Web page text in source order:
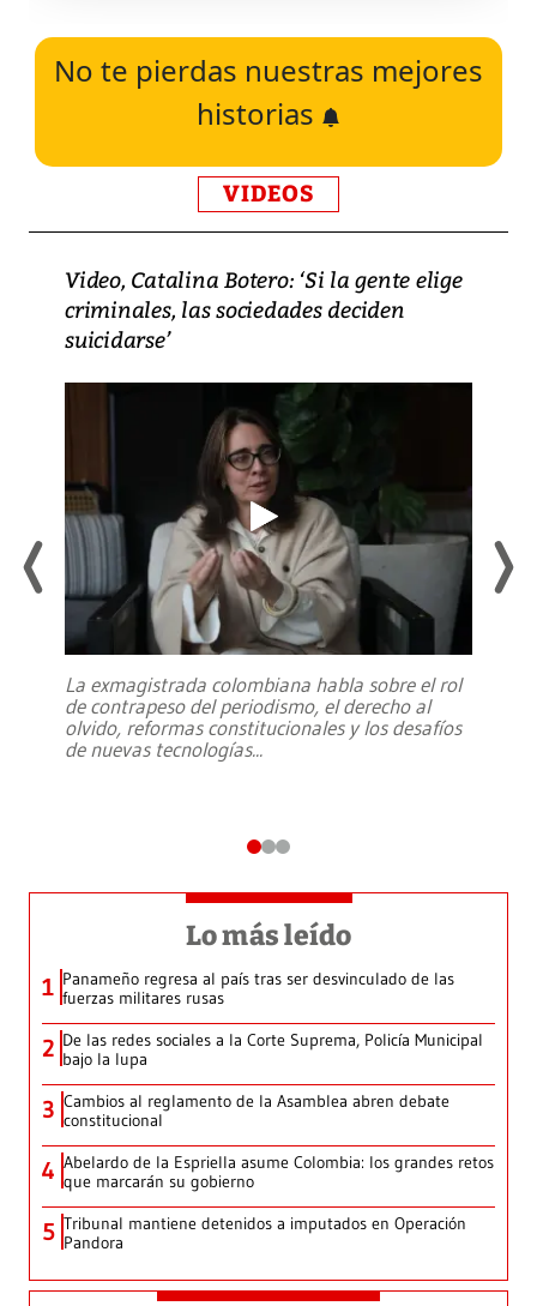
No te pierdas nuestras mejores
historias
VIDEOS
Video, Catalina Botero: ‘Si la gente elige
criminales, las sociedades deciden
suicidarse’
La exmagistrada colombiana habla sobre el rol
de contrapeso del periodismo, el derecho al
olvido, reformas constitucionales y los desafíos
de nuevas tecnologías...
Lo más leído
1 Panameño regresa al país tras ser desvinculado de las
fuerzas militares rusas
2 De las redes sociales a la Corte Suprema, Policía Municipal
bajo la lupa
3 Cambios al reglamento de la Asamblea abren debate
constitucional
4 Abelardo de la Espriella asume Colombia: los grandes retos
que marcarán su gobierno
5 Tribunal mantiene detenidos a imputados en Operación
Pandora